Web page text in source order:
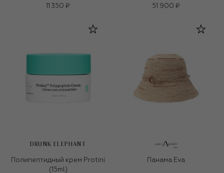
11 350 ₽
51 900 ₽
DRUNK ELEPHANT
Полипептидный крем Protini
(15ml)
Панама Eva